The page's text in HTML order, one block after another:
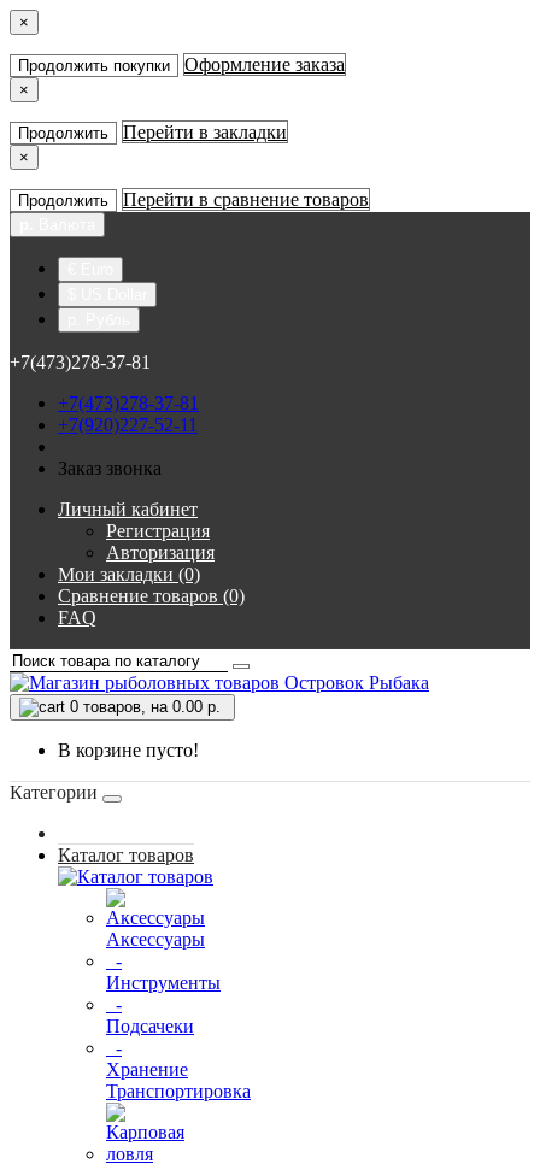
×
Продолжить покупки Оформление заказа
×
Продолжить Перейти в закладки
×
Продолжить Перейти в сравнение товаров
+7(473)278-37-81
+7(473)278-37-81
+7(920)227-52-11
Заказ звонка
Личный кабинет
Регистрация
Авторизация
Мои закладки (0)
Сравнение товаров (0)
FAQ
0 товаров, на 0.00 р.
В корзине пусто!
Категории
Каталог товаров
Аксессуары
-
Инструменты
-
Подсачеки
-
Хранение
Транспортировка